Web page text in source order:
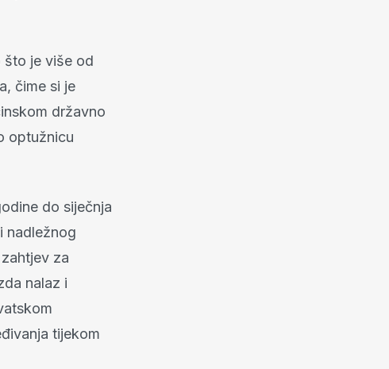
što je više od
čime si je
državno
optužnicu
do siječnja
nadležnog
za
nalaz i
tijekom